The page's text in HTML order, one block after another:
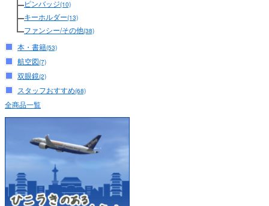
ピンバッジ(10)
キーホルダー(13)
ファンシー/その他(38)
本・書籍(53)
航空図(7)
双眼鏡(2)
スタッフおすすめ(68)
全商品一覧